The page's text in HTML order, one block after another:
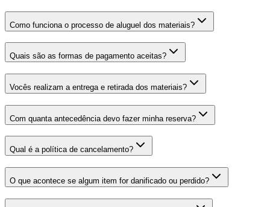
Como funciona o processo de aluguel dos materiais?
Quais são as formas de pagamento aceitas?
Vocês realizam a entrega e retirada dos materiais?
Com quanta antecedência devo fazer minha reserva?
Qual é a política de cancelamento?
O que acontece se algum item for danificado ou perdido?